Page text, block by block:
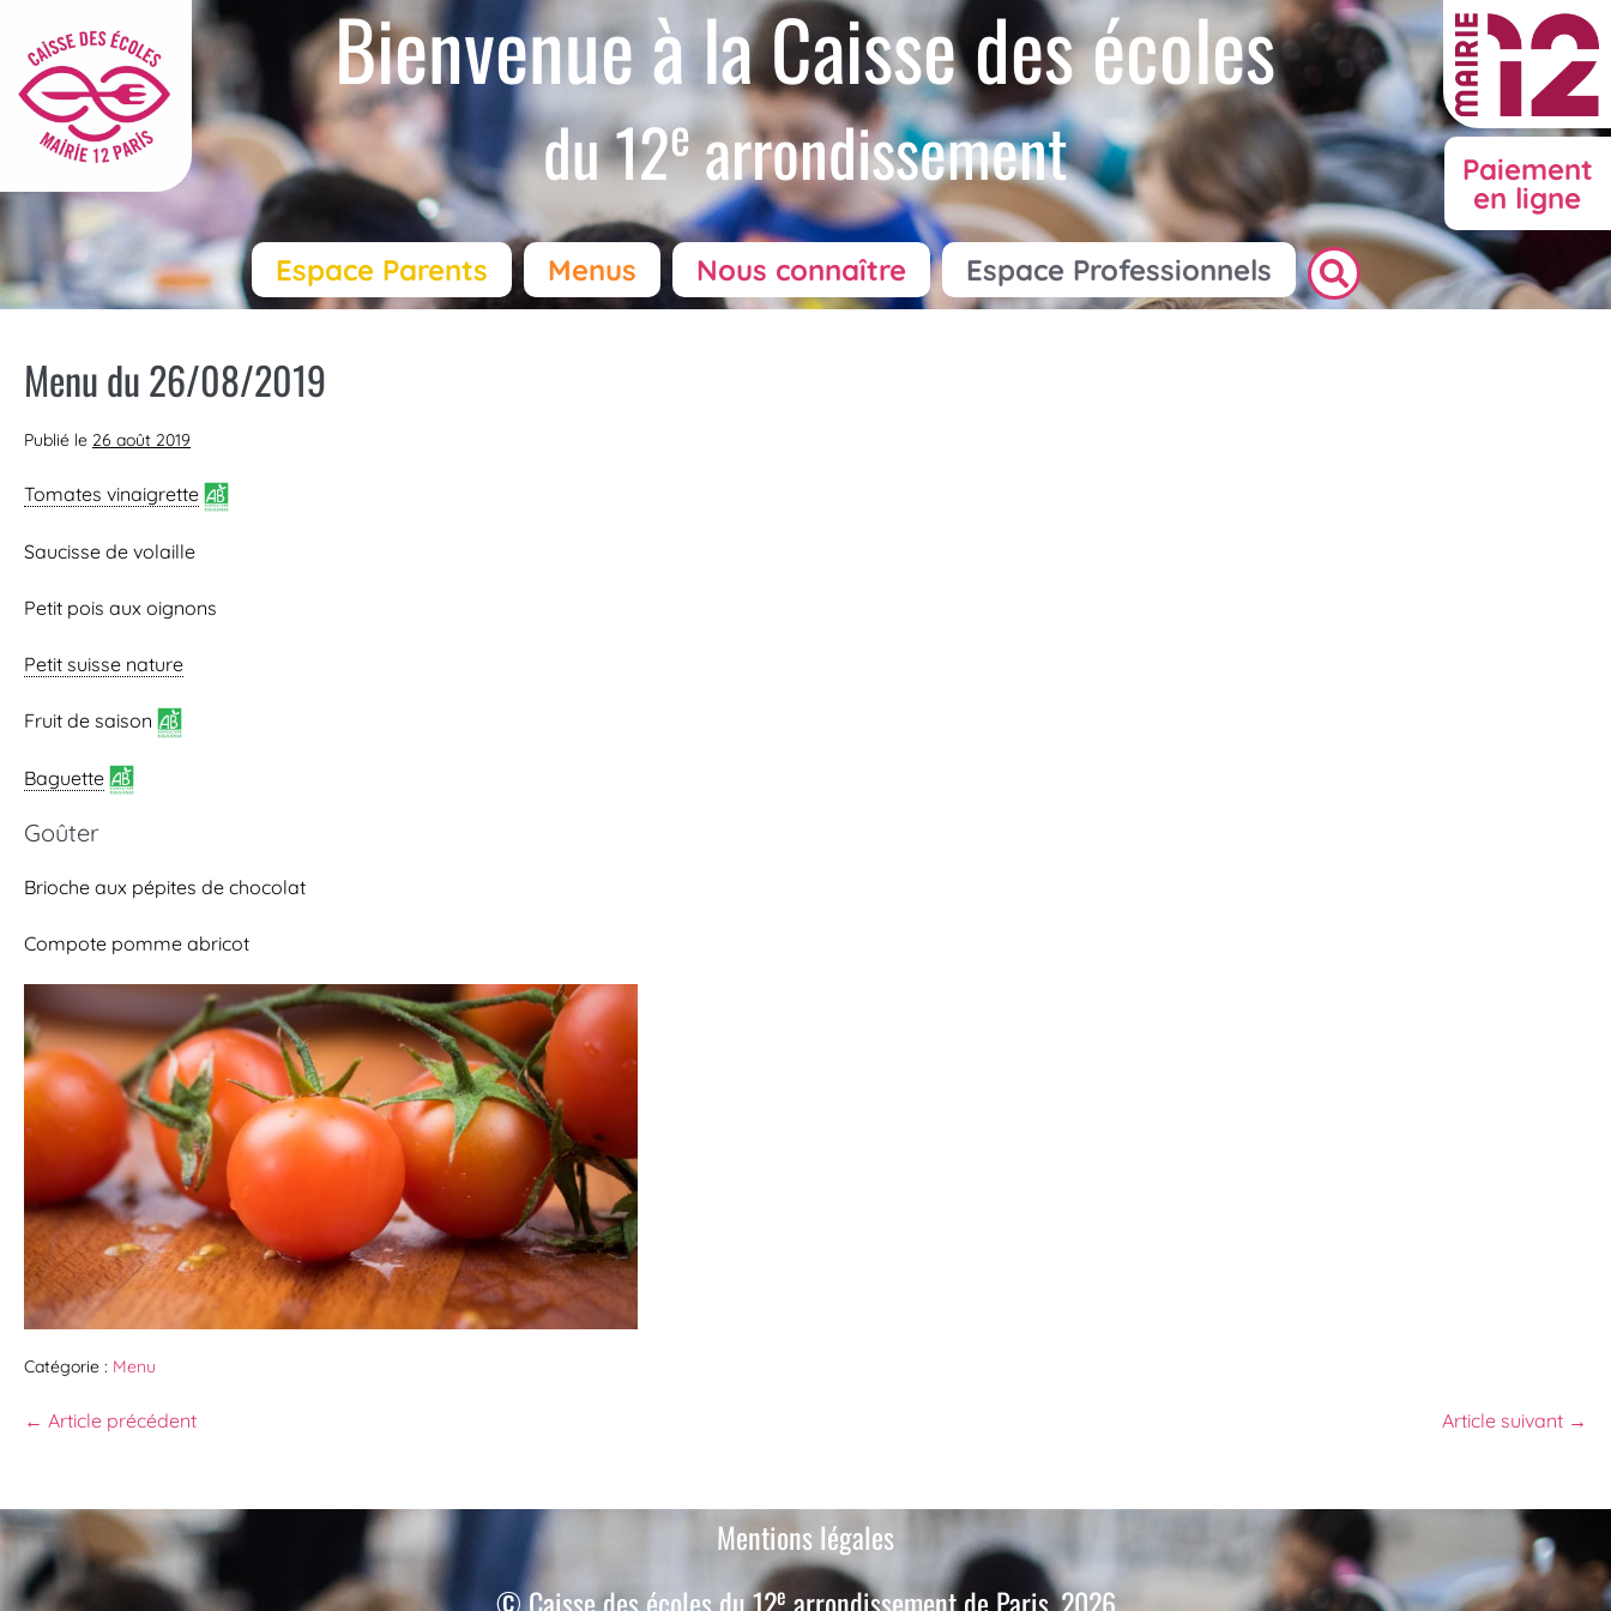
Bienvenue à la Caisse des écoles
du 12earrondissement
Paiement
en ligne
Espace Parents
Menus Nous connaître Espace Professionnels
Menu du 26/08/2019
Publié le 26 août 2019
Tomates vinaigrette
Saucisse de volaille
Petit pois aux oignons
Petit suisse nature
Fruit de saison
Baguette
Goûter
Brioche aux pépites de chocolat
Compote pomme abricot
Catégorie : Menu
← Article précédent Article suivant →
Mentions légales
e